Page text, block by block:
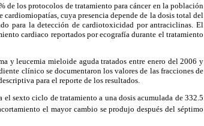
de los protocolos de tratamiento para cáncer en la población
cuya presencia depende de la dosis total del
para la detección de cardiotoxicidad por antraciclinas. El
cardiaco reportados por ecografía durante el tratamiento
y leucemia mieloide aguda tratados entre enero del 2006 y
clínico se documentaron los valores de las fracciones de
para el reporte de los resultados.
sexto ciclo de tratamiento a una dosis acumulada de 332.5
el mayor cambio se produjo después del séptimo